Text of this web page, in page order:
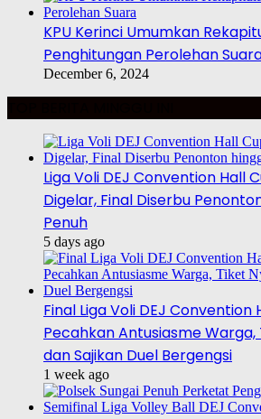
KPU Kerinci Umumkan
Penghitungan Perolehan
December 6, 2024
Liga Voli DEJ Convention Hall
Digelar, Final Diserbu
Penuh
5 days ago
Final Liga Voli DEJ Convention
Pecahkan Antusiasme Warga,
dan Sajikan Duel Bergengsi
1 week ago